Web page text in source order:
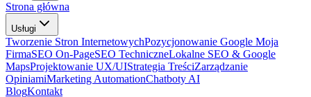
Strona główna
Usługi
Tworzenie Stron InternetowychPozycjonowanie Google Moja
FirmaSEO On-PageSEO TechniczneLokalne SEO & Google
MapsProjektowanie UX/UIStrategia TreściZarządzanie
OpiniamiMarketing AutomationChatboty AI
BlogKontakt